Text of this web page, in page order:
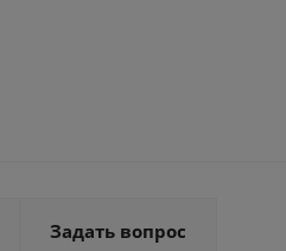
Задать вопрос